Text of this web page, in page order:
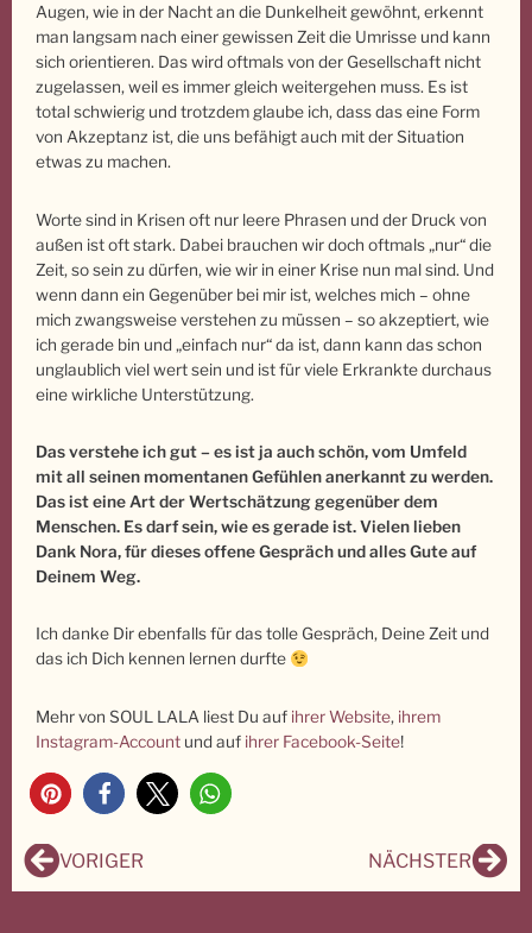
Augen, wie in der Nacht an die Dunkelheit gewöhnt, erkennt
man langsam nach einer gewissen Zeit die Umrisse und kann
sich orientieren. Das wird oftmals von der Gesellschaft nicht
zugelassen, weil es immer gleich weitergehen muss. Es ist
total schwierig und trotzdem glaube ich, dass das eine Form
von Akzeptanz ist, die uns befähigt auch mit der Situation
etwas zu machen.
Worte sind in Krisen oft nur leere Phrasen und der Druck von
außen ist oft stark. Dabei brauchen wir doch oftmals „nur“ die
Zeit, so sein zu dürfen, wie wir in einer Krise nun mal sind. Und
wenn dann ein Gegenüber bei mir ist, welches mich – ohne
mich zwangsweise verstehen zu müssen – so akzeptiert, wie
ich gerade bin und „einfach nur“ da ist, dann kann das schon
unglaublich viel wert sein und ist für viele Erkrankte durchaus
eine wirkliche Unterstützung.
Das verstehe ich gut – es ist ja auch schön, vom Umfeld
mit all seinen momentanen Gefühlen anerkannt zu werden.
Das ist eine Art der Wertschätzung gegenüber dem
Menschen. Es darf sein, wie es gerade ist. Vielen lieben
Dank Nora, für dieses offene Gespräch und alles Gute auf
Deinem Weg.
Ich danke Dir ebenfalls für das tolle Gespräch, Deine Zeit und
das ich Dich kennen lernen durfte
Mehr von SOUL LALA liest Du auf ihrer Website, ihrem
Instagram-Account und auf ihrer Facebook-Seite!
12
Zurück
VORIGER NÄCHSTER